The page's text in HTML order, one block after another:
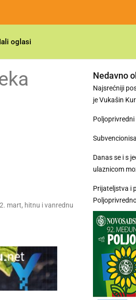
oglasi
mart, hitnu i vanrednu
Nedavno
Najsrećniji
je Vukašin
Danas se i s
ulaznicom
Prijateljstva i